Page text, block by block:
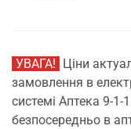
УВАГА!
Ціни
замовлення в
системі Аптека 9-1-
безпосередньо в